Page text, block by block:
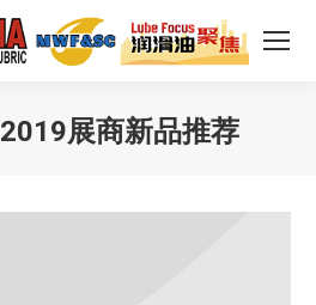
2019展商新品推荐